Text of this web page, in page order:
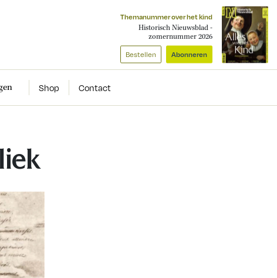
Themanummer over het kind
Historisch Nieuwsblad -
zomernummer 2026
Bestellen Abonneren
Shop Contact